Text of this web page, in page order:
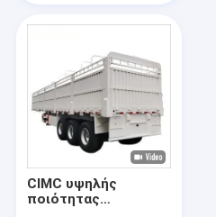
ρυμουλκούμενο
CIMC υψηλής
ποιότητας